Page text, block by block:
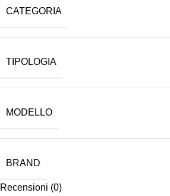
CATEGORIA
TIPOLOGIA
MODELLO
BRAND
Recensioni (0)